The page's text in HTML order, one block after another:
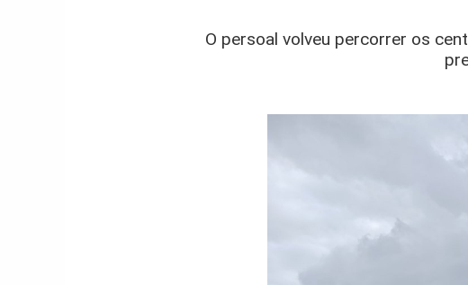
O persoal volveu percorrer os